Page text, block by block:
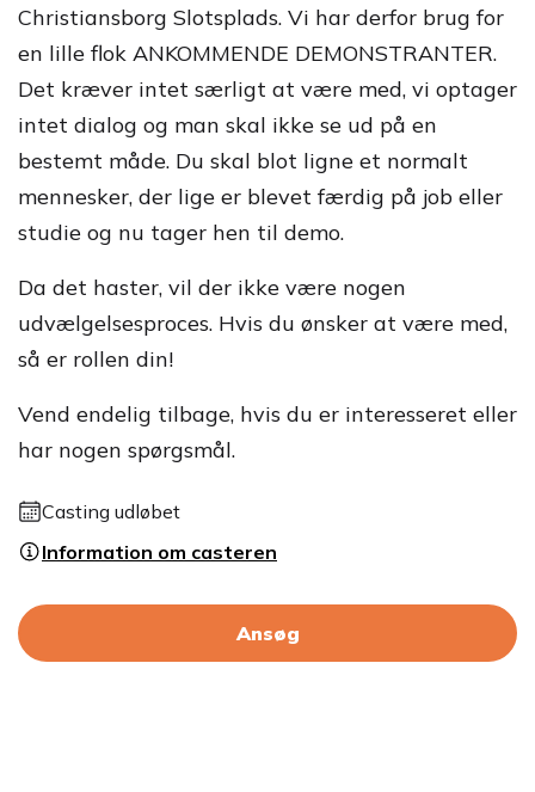
Christiansborg Slotsplads. Vi har derfor brug for
en lille flok ANKOMMENDE DEMONSTRANTER.
Det kræver intet særligt at være med, vi optager
intet dialog og man skal ikke se ud på en
bestemt måde. Du skal blot ligne et normalt
mennesker, der lige er blevet færdig på job eller
studie og nu tager hen til demo.
Da det haster, vil der ikke være nogen
udvælgelsesproces. Hvis du ønsker at være med,
så er rollen din!
Vend endelig tilbage, hvis du er interesseret eller
har nogen spørgsmål.
Casting udløbet
Information om casteren
Ansøg